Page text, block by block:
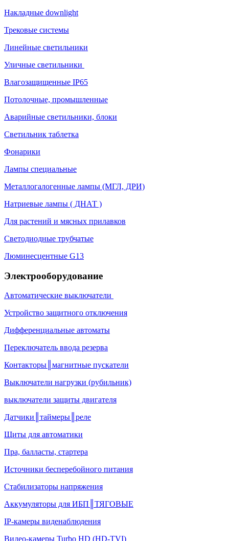
Накладные downlight
Трековые системы
Линейные светильники
Уличные светильники
Влагозащищенные IP65
Потолочные, промышленные
Аварийные светильники, блоки
Светильник таблетка
Фонарики
Лампы специальные
Металлогалогенные лампы (МГЛ, ДРИ)
Натриевые лампы ( ДНАТ )
Для растений и мясных прилавков
Светодиодные трубчатые
Люминесцентные G13
Электрооборудование
Автоматические выключатели
Устройство защитного отключения
Дифференциальные автоматы
Переключатель ввода резерва
Контакторы║магнитные пускатели
Выключатели нагрузки (рубильник)
выключатели защиты двигателя
Датчики║таймеры║реле
Щиты для автоматики
Пра, балласты, стартера
Источники бесперебойного питания
Стабилизаторы напряжения
Аккумуляторы для ИБП║ТЯГОВЫЕ
IP-камеры виденаблюдения
Видео-камеры Turbo HD (HD-TVI)